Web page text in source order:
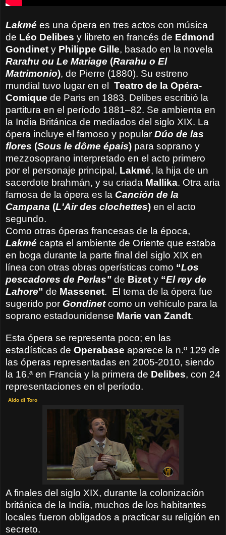
Lakmé es una ópera en tres actos con música
de Léo Delibes y libreto en francés de Edmond
Gondinet y Philippe Gille, basado en la novela
Rarahu ou Le Mariage (Rarahu o El
Matrimonio), de Pierre (1880). Su estreno
mundial tuvo lugar en el Teatro de la Opéra-
Comique de Paris en 1883. Delibes escribió la
partitura en el período 1881–82. Se ambienta en
la India Británica de mediados del siglo XIX. La
ópera incluye el famoso y popular Dúo de las
flores (Sous le dôme épais) para soprano y
mezzosoprano interpretado en el acto primero
por el personaje principal, Lakmé, la hija de un
sacerdote brahmán, y su criada Mallika. Otra aria
famosa de la ópera es la Canción de la
Campana (L'Air des clochettes) en el acto
segundo.
Como otras óperas francesas de la época,
Lakmé capta el ambiente de Oriente que estaba
en boga durante la parte final del siglo XIX en
línea con otras obras operísticas como “Los
pescadores de Perlas” de Bizet y “El rey de
Lahore” de Massenet. El tema de la ópera fue
sugerido por Gondinetcomo un vehículo para la
soprano estadounidense Marie van Zandt.
Esta ópera se representa poco; en las
estadísticas de Operabase aparece la n.º 129 de
las óperas representadas en 2005-2010, siendo
la 16.ª en Francia y la primera de Delibes, con 24
representaciones en el período.
Aldo di Toro
A finales del siglo XIX, durante la colonización
británica de la India, muchos de los habitantes
locales fueron obligados a practicar su religión en
secreto.